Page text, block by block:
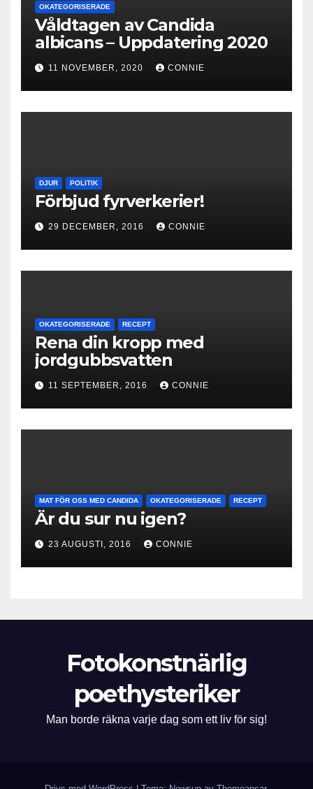
OKATEGORISERADE
Våldtagen av Candida
albicans – Uppdatering 2020
11 NOVEMBER, 2020 CONNIE
DJUR POLITIK
Förbjud fyrverkerier!
29 DECEMBER, 2016 CONNIE
OKATEGORISERADE RECEPT
Rena din kropp med
jordgubbsvatten
11 SEPTEMBER, 2016 CONNIE
MAT FÖR OSS MED CANDIDA OKATEGORISERADE RECEPT
Är du sur nu igen?
23 AUGUSTI, 2016 CONNIE
Fotokonstnärlig
poethysteriker
Man borde räkna varje dag som ett liv för sig!